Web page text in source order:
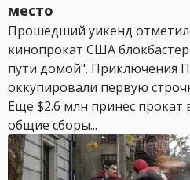
место
Прошедший уикенд
кинопрокат США
пути домой". Приключения
оккупировали первую
Еще $2.6 млн принес прокат
общие сборы...